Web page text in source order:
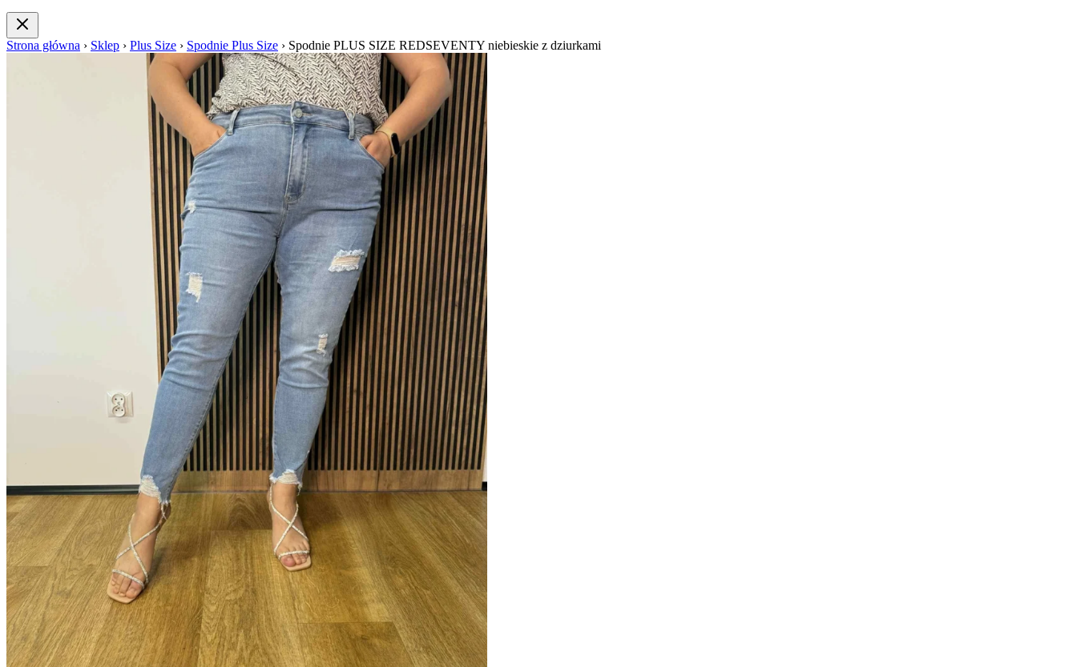
Strona główna › Sklep › Plus Size › Spodnie Plus Size › Spodnie PLUS SIZE REDSEVENTY niebieskie z dziurkami